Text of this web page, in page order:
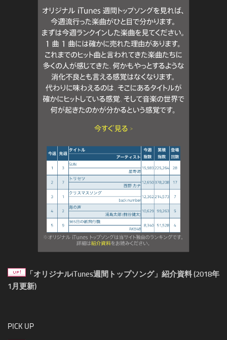
「オリジナルiTunes週間トップソング」紹介資料 (2018年
1月更新)
PICK UP